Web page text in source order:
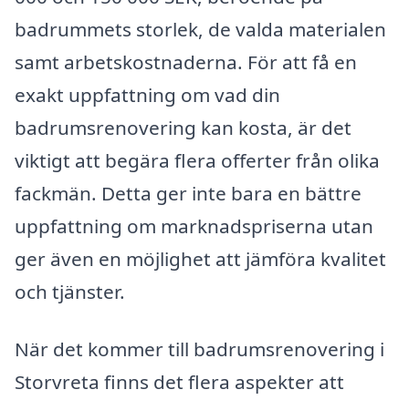
badrummets storlek, de valda materialen
samt arbetskostnaderna. För att få en
exakt uppfattning om vad din
badrumsrenovering kan kosta, är det
viktigt att begära flera offerter från olika
fackmän. Detta ger inte bara en bättre
uppfattning om marknadspriserna utan
ger även en möjlighet att jämföra kvalitet
och tjänster.
När det kommer till badrumsrenovering i
Storvreta finns det flera aspekter att